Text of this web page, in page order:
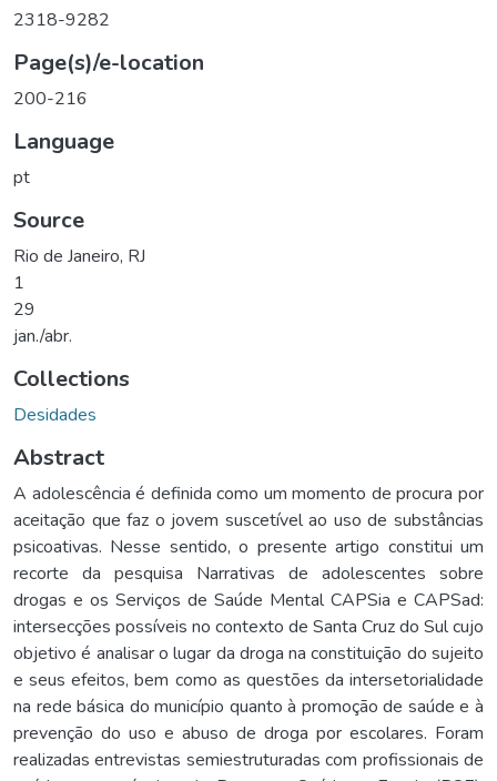
2318-9282
Page(s)/e-location
200-216
Language
pt
Source
Rio de Janeiro, RJ
1
29
jan./abr.
Collections
Desidades
Abstract
A adolescência é definida como um momento de procura por
aceitação que faz o jovem suscetível ao uso de substâncias
psicoativas. Nesse sentido, o presente artigo constitui um
recorte da pesquisa Narrativas de adolescentes sobre
drogas e os Serviços de Saúde Mental CAPSia e CAPSad:
intersecções possíveis no contexto de Santa Cruz do Sul cujo
objetivo é analisar o lugar da droga na constituição do sujeito
e seus efeitos, bem como as questões da intersetorialidade
na rede básica do município quanto à promoção de saúde e à
prevenção do uso e abuso de droga por escolares. Foram
realizadas entrevistas semiestruturadas com profissionais de